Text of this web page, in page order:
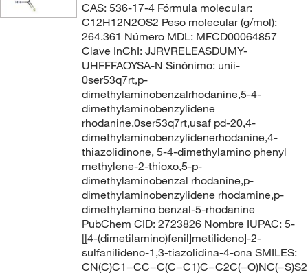
CAS: 536-17-4 Fórmula molecular:
C12H12N2OS2 Peso molecular (g/mol):
264.361 Número MDL: MFCD00064857
Clave InChI: JJRVRELEASDUMY-
UHFFFAOYSA-N Sinónimo: unii-
0ser53q7rt,p-
dimethylaminobenzalrhodanine,5-4-
dimethylaminobenzylidene
rhodanine,0ser53q7rt,usaf pd-20,4-
dimethylaminobenzylidenerhodanine,4-
thiazolidinone, 5-4-dimethylamino phenyl
methylene-2-thioxo,5-p-
dimethylaminobenzal rhodanine,p-
dimethylaminobenzylidene rhodamine,p-
dimethylamino benzal-5-rhodanine
PubChem CID: 2723826 Nombre IUPAC: 5-
[[4-(dimetilamino)fenil]metilideno]-2-
sulfanilideno-1,3-tiazolidina-4-ona SMILES:
CN(C)C1=CC=C(C=C1)C=C2C(=O)NC(=S)S2